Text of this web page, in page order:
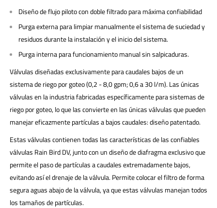
Diseño de flujo piloto con doble filtrado para máxima confiabilidad
Purga externa para limpiar manualmente el sistema de suciedad y
residuos durante la instalación y el inicio del sistema.
Purga interna para funcionamiento manual sin salpicaduras.
Válvulas diseñadas exclusivamente para caudales bajos de un
sistema de riego por goteo (0,2 - 8,0 gpm; 0,6 a 30 l/m). Las únicas
válvulas en la industria fabricadas específicamente para sistemas de
riego por goteo, lo que las convierte en las únicas válvulas que pueden
manejar eficazmente partículas a bajos caudales: diseño patentado.
Estas válvulas contienen todas las características de las confiables
válvulas Rain Bird DV, junto con un diseño de diafragma exclusivo que
permite el paso de partículas a caudales extremadamente bajos,
evitando así el drenaje de la válvula. Permite colocar el filtro de forma
segura aguas abajo de la válvula, ya que estas válvulas manejan todos
los tamaños de partículas.